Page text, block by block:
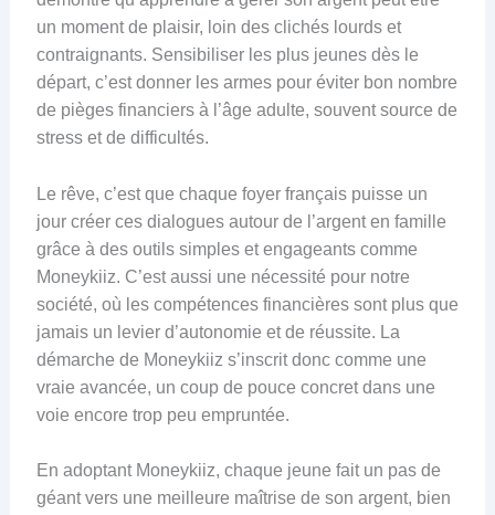
un moment de plaisir, loin des clichés lourds et
contraignants. Sensibiliser les plus jeunes dès le
départ, c’est donner les armes pour éviter bon nombre
de pièges financiers à l’âge adulte, souvent source de
stress et de difficultés.
Le rêve, c’est que chaque foyer français puisse un
jour créer ces dialogues autour de l’argent en famille
grâce à des outils simples et engageants comme
Moneykiiz. C’est aussi une nécessité pour notre
société, où les compétences financières sont plus que
jamais un levier d’autonomie et de réussite. La
démarche de Moneykiiz s’inscrit donc comme une
vraie avancée, un coup de pouce concret dans une
voie encore trop peu empruntée.
En adoptant Moneykiiz, chaque jeune fait un pas de
géant vers une meilleure maîtrise de son argent, bien